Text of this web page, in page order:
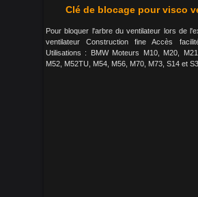
Clé de blocage pour visco
Pour bloquer l'arbre du ventilateur lors de
ventilateur Construction fine Accès
Utilisations : BMW Moteurs M10, M20,
M52, M52TU, M54, M56, M70, M73, S14 et